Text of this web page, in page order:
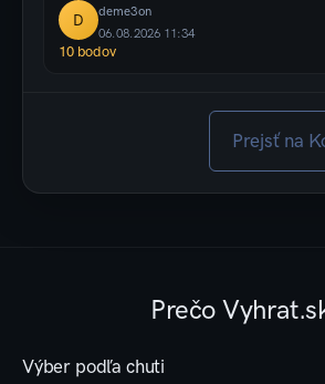
D
deme3on
06.08.2026 11:34
10 bodov
Prejsť na
Prečo
Výber podľa chuti